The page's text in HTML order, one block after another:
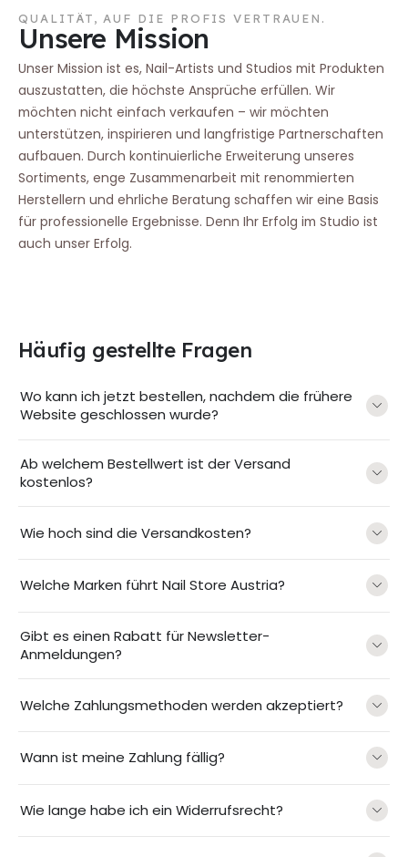
QUALITÄT, AUF DIE PROFIS VERTRAUEN.
Unsere Mission
Unser Mission ist es, Nail-Artists und Studios mit Produkten
auszustatten, die höchste Ansprüche erfüllen. Wir
möchten nicht einfach verkaufen – wir möchten
unterstützen, inspirieren und langfristige Partnerschaften
aufbauen. Durch kontinuierliche Erweiterung unseres
Sortiments, enge Zusammenarbeit mit renommierten
Herstellern und ehrliche Beratung schaffen wir eine Basis
für professionelle Ergebnisse. Denn Ihr Erfolg im Studio ist
auch unser Erfolg.
Häufig gestellte Fragen
Wo kann ich jetzt bestellen, nachdem die frühere
Website geschlossen wurde?
Ab welchem Bestellwert ist der Versand
kostenlos?
Wie hoch sind die Versandkosten?
Welche Marken führt Nail Store Austria?
Gibt es einen Rabatt für Newsletter-
Anmeldungen?
Welche Zahlungsmethoden werden akzeptiert?
Wann ist meine Zahlung fällig?
Wie lange habe ich ein Widerrufsrecht?